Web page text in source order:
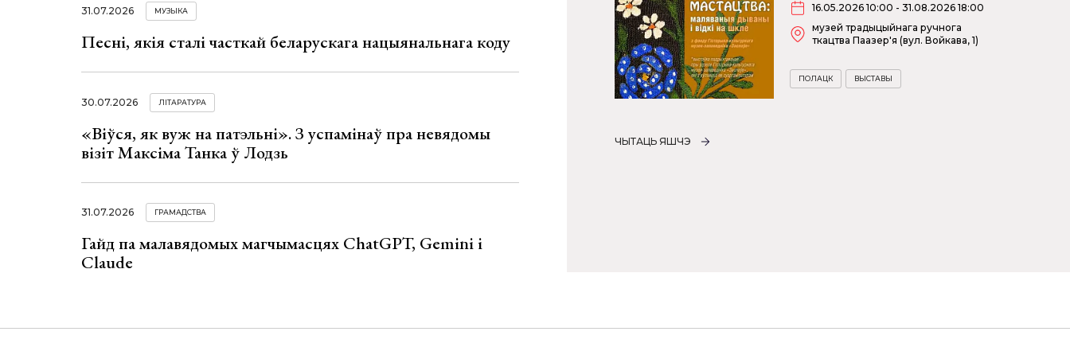
31.07.2026 МУЗЫКА
Песні, якія сталі часткай беларускага нацыянальнага коду
30.07.2026 ЛІТАРАТУРА
«Віўся, як вуж на патэльні». З успамінаў пра невядомы
візіт Максіма Танка ў Лодзь
31.07.2026 ГРАМАДСТВА
Гайд па малавядомых магчымасцях ChatGPT, Gemini і
Claude
16.05.2026 10:00 - 31.08.2026 18:00
музей традыцыйнага ручнога
ткацтва Паазер'я (вул. Войкава, 1)
ПОЛАЦК ВЫСТАВЫ
ЧЫТАЦЬ ЯШЧЭ